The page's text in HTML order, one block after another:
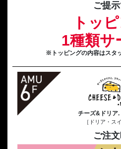
ご提
トッ
1種類サ
※トッピングの内容はスタ
チーズ&ドリア.
［ドリア・ス
ご注